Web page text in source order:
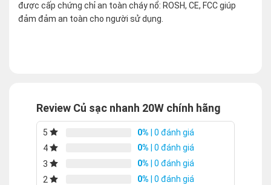
được cấp chứng chỉ an toàn cháy nổ: ROSH, CE, FCC giúp
đảm đảm an toàn cho người sử dụng.
Review Củ sạc nhanh 20W chính hãng
5 0% | 0 đánh giá
4
0% | 0 đánh giá
3
0% | 0 đánh giá
2
0% | 0 đánh giá